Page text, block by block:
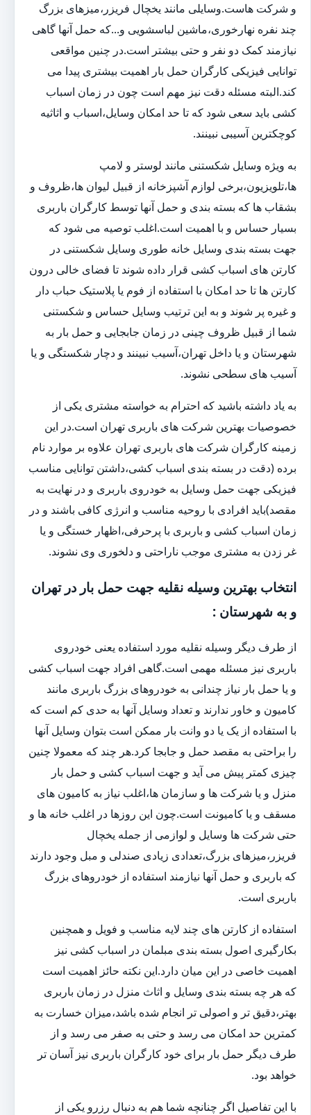
و شرکت هاست.وسایلی مانند یخچال فریزر،میزهای بزرگ
چند نفره نهارخوری،ماشین لباسشویی و...که حمل آنها گاهی
نیازمند کمک دو نفر و حتی بیشتر است.در چنین مواقعی
توانایی فیزیکی کارگران حمل بار اهمیت بیشتری پیدا می
کند.البته مسئله دقت نیز مهم است چون در زمان اسباب
کشی باید سعی شود که تا حد امکان وسایل،اسباب و اثاثیه
کوچکترین آسیبی نبینند.
به ویژه وسایل شکستنی مانند لوستر و لامپ
ها،تلویزیون،برخی لوازم آشپزخانه از قبیل لیوان ها،ظروف و
بشقاب ها که بسته بندی و حمل آنها توسط کارگران باربری
بسیار حساس و با اهمیت است.اغلب توصیه می شود که
جهت بسته بندی وسایل خانه طوری وسایل شکستنی در
کارتن های اسباب کشی قرار داده شوند تا فضای خالی درون
کارتن ها تا حد امکان با استفاده از فوم یا پلاستیک حباب دار
و غیره پر شوند و به این ترتیب وسایل حساس و شکستنی
شما از قبیل ظروف چینی در زمان جابجایی و حمل بار به
شهرستان و یا داخل تهران،آسیب نبینند و دچار شکستگی و یا
آسیب های سطحی نشوند.
به یاد داشته باشید که احترام به خواسته مشتری یکی از
خصوصیات بهترین شرکت های باربری تهران است.در این
زمینه کارگران شرکت های باربری تهران علاوه بر موارد نام
برده (دقت در بسته بندی اسباب کشی،داشتن توانایی مناسب
فیزیکی جهت حمل وسایل به خودروی باربری و در نهایت به
مقصد)باید افرادی با روحیه مناسب و انرژی کافی باشند و در
زمان اسباب کشی و باربری با پرحرفی،اظهار خستگی و یا
غر زدن به مشتری موجب ناراحتی و دلخوری وی نشوند.
انتخاب بهترین وسیله نقلیه جهت حمل بار در تهران
و به شهرستان :
از طرف دیگر وسیله نقلیه مورد استفاده یعنی خودروی
باربری نیز مسئله مهمی است.گاهی افراد جهت اسباب کشی
و یا حمل بار نیاز چندانی به خودروهای بزرگ باربری مانند
کامیون و خاور ندارند و تعداد وسایل آنها به حدی کم است که
با استفاده از یک یا دو وانت بار ممکن است بتوان وسایل آنها
را براحتی به مقصد حمل و جابجا کرد.هر چند که معمولا چنین
چیزی کمتر پیش می آید و جهت اسباب کشی و حمل بار
منزل و یا شرکت ها و سازمان ها،اغلب نیاز به کامیون های
مسقف و یا کامیونت است.چون این روزها در اغلب خانه ها و
حتی شرکت ها وسایل و لوازمی از جمله یخچال
فریزر،میزهای بزرگ،تعدادی زیادی صندلی و مبل وجود دارند
که باربری و حمل آنها نیازمند استفاده از خودروهای بزرگ
باربری است.
استفاده از کارتن های چند لایه مناسب و فویل و همچنین
بکارگیری اصول بسته بندی مبلمان در اسباب کشی نیز
اهمیت خاصی در این میان دارد.این نکته حائز اهمیت است
که هر چه بسته بندی وسایل و اثاث منزل در زمان باربری
بهتر،دقیق تر و اصولی تر انجام شده باشد،میزان خسارت به
کمترین حد امکان می رسد و حتی به صفر می رسد و از
طرف دیگر حمل بار برای خود کارگران باربری نیز آسان تر
خواهد بود.
با این تفاصیل اگر چنانچه شما هم به دنبال رزرو یکی از